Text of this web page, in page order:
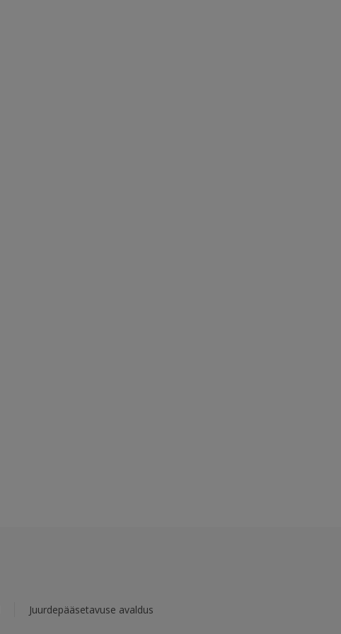
Juurdepääsetavuse avaldus